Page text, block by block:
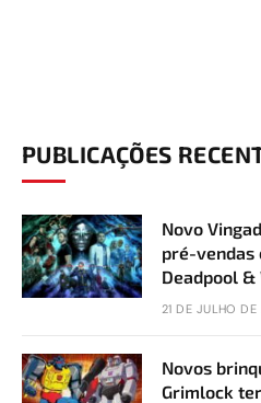
PUBLICAÇÕES
Novo
pré-vendas
Deadpool
21 DE JULHO
Novos
Grimlock